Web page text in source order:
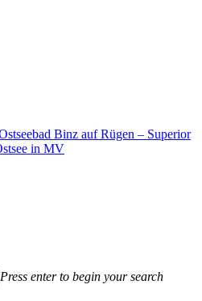
Press enter to begin your search